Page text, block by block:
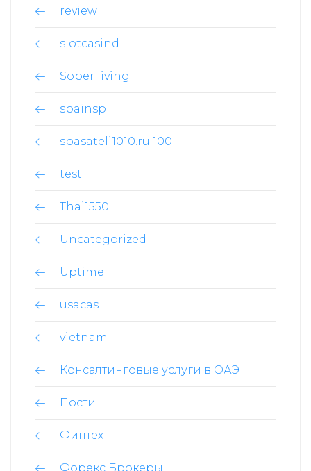
review
slotcasind
Sober living
spainsp
spasateli1010.ru 100
test
Thai1550
Uncategorized
Uptime
usacas
vietnam
Консалтинговые услуги в ОАЭ
Пости
Финтех
Форекс Брокеры